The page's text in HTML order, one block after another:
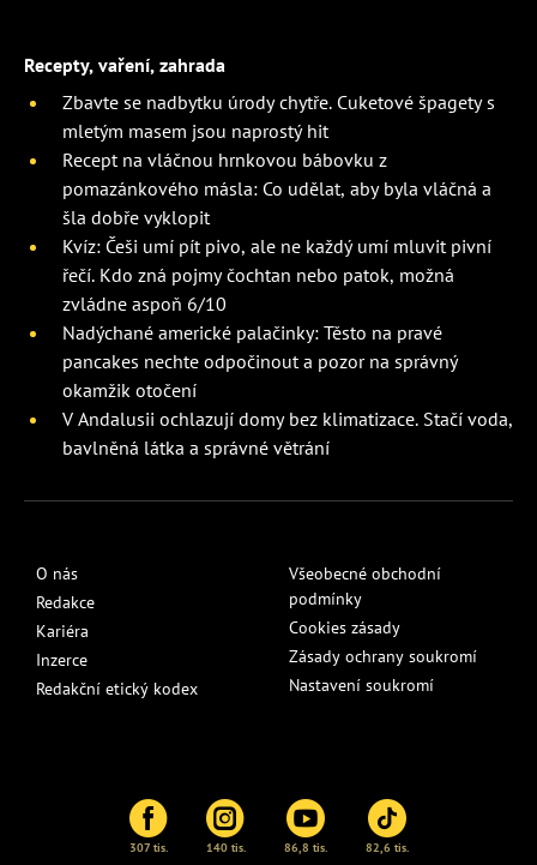
Recepty, vaření, zahrada
Zbavte se nadbytku úrody chytře. Cuketové špagety s
mletým masem jsou naprostý hit
Recept na vláčnou hrnkovou bábovku z
pomazánkového másla: Co udělat, aby byla vláčná a
šla dobře vyklopit
Kvíz: Češi umí pít pivo, ale ne každý umí mluvit pivní
řečí. Kdo zná pojmy čochtan nebo patok, možná
zvládne aspoň 6/10
Nadýchané americké palačinky: Těsto na pravé
pancakes nechte odpočinout a pozor na správný
okamžik otočení
V Andalusii ochlazují domy bez klimatizace. Stačí voda,
bavlněná látka a správné větrání
O nás
Redakce
Kariéra
Inzerce
Redakční etický kodex
Všeobecné obchodní
podmínky
Cookies zásady
Zásady ochrany soukromí
Nastavení soukromí
307 tis. 140 tis. 86,8 tis. 82,6 tis.